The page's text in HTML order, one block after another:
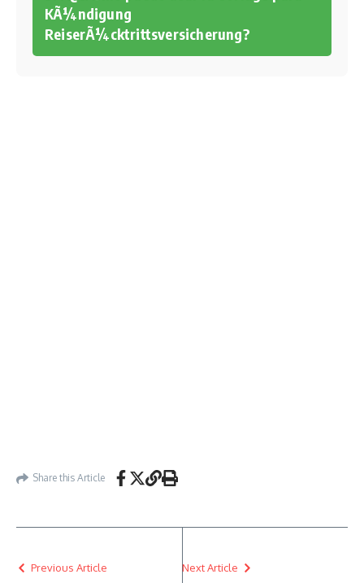
KÃ¼ndigung
ReiserÃ¼cktrittsversicherung?
Share this Article
Previous Article Next Article